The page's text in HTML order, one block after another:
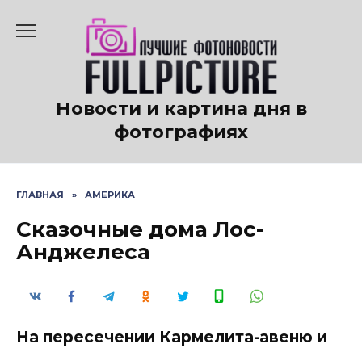
содержанию
Новости и картина дня в
фотографиях
ГЛАВНАЯ » АМЕРИКА
Сказочные дома Лос-
Анджелеса
На пересечении Кармелита-авеню и